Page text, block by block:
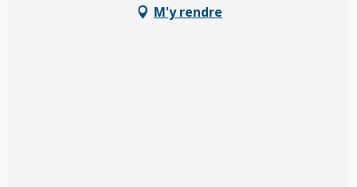
M'y rendre